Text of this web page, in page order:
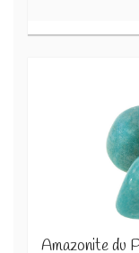
Amazonite du